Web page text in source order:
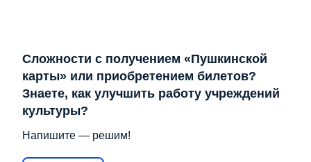
Сложности с получением «Пушкинской
карты» или приобретением билетов?
Знаете, как улучшить работу учреждений
культуры?
Напишите — решим!